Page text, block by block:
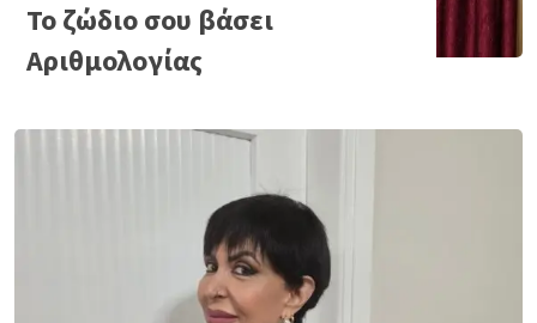
Το ζώδιο σου βάσει
Αριθμολογίας